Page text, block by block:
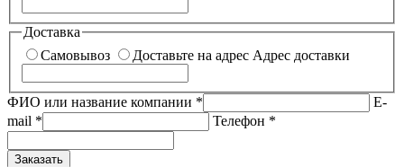
Доставка
Самовывоз
Доставьте на адрес Адрес доставки
ФИО или название компании *
E-
mail * Телефон *
Заказать